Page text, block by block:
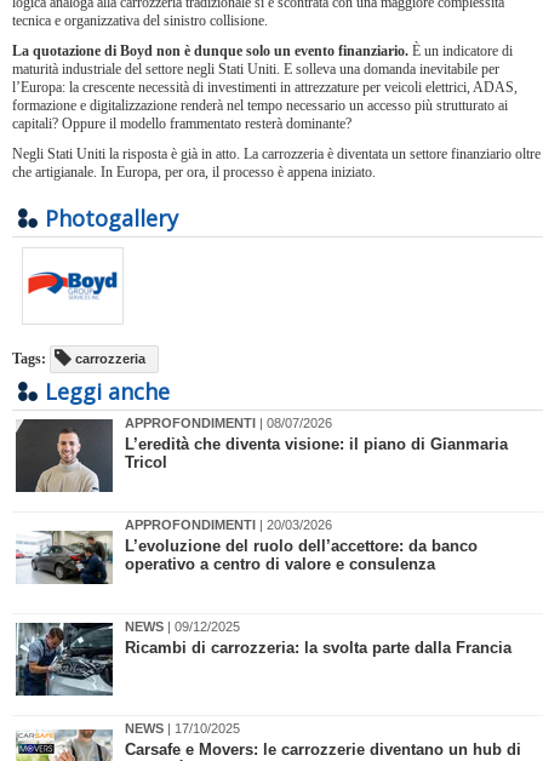
tecnica e organizzativa del sinistro collisione.
La quotazione di Boyd non è dunque solo un evento finanziario. È un indicatore di
maturità industriale del settore negli Stati Uniti. E solleva una domanda inevitabile per
l’Europa: la crescente necessità di investimenti in attrezzature per veicoli elettrici, ADAS,
formazione e digitalizzazione renderà nel tempo necessario un accesso più strutturato ai
capitali? Oppure il modello frammentato resterà dominante?
Negli Stati Uniti la risposta è già in atto. La carrozzeria è diventata un settore finanziario oltre
che artigianale. In Europa, per ora, il processo è appena iniziato.
Photogallery
Tags: carrozzeria
Leggi anche
APPROFONDIMENTI | 08/07/2026
L’eredità che diventa visione: il piano di Gianmaria
Tricol
APPROFONDIMENTI | 20/03/2026
L’evoluzione del ruolo dell’accettore: da banco
operativo a centro di valore e consulenza
NEWS | 09/12/2025
​Ricambi di carrozzeria: la svolta parte dalla Francia
NEWS | 17/10/2025
Carsafe e Movers: le carrozzerie diventano un hub di